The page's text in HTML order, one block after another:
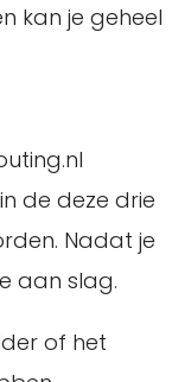
kan je geheel
de deze drie
Nadat je
aan slag.
of het